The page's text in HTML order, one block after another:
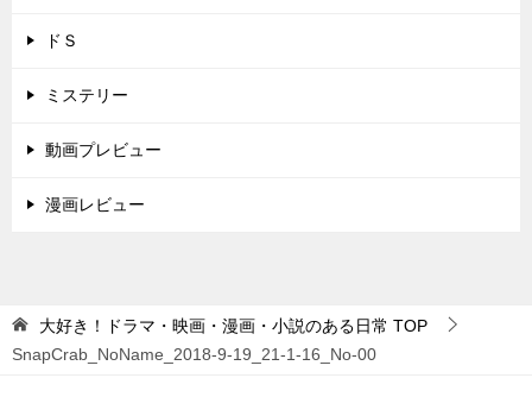
ドＳ
ミステリー
動画プレビュー
漫画レビュー
大好き！ドラマ・映画・漫画・小説のある日常 TOP
SnapCrab_NoName_2018-9-19_21-1-16_No-00